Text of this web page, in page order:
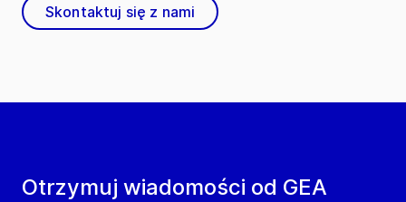
Otrzymuj wiadomości od GEA
Skontaktuj się z nami